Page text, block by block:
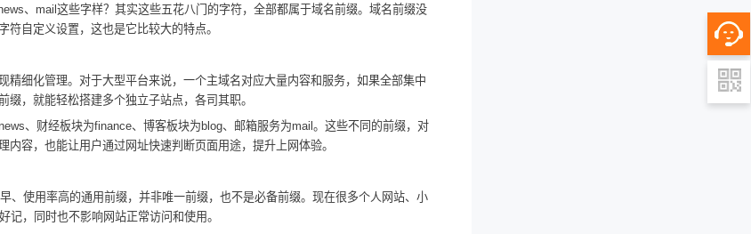
、mail这些字样？其实这些五花八门的字符，全部都属于域名前缀。域名前缀没
自定义设置，这也是它比较大的特点。
细化管理。对于大型平台来说，一个主域名对应大量内容和服务，如果全部集中
，就能轻松搭建多个独立子站点，各司其职。
、财经板块为finance、博客板块为blog、邮箱服务为mail。这些不同的前缀，对
容，也能让用户通过网址快速判断页面用途，提升上网体验。
、使用率高的通用前缀，并非唯一前缀，也不是必备前缀。现在很多个人网站、小
，同时也不影响网站正常访问和使用。